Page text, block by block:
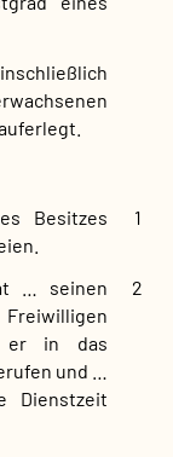
1
Besitzes
2
… seinen
er in das
und …
Dienstzeit